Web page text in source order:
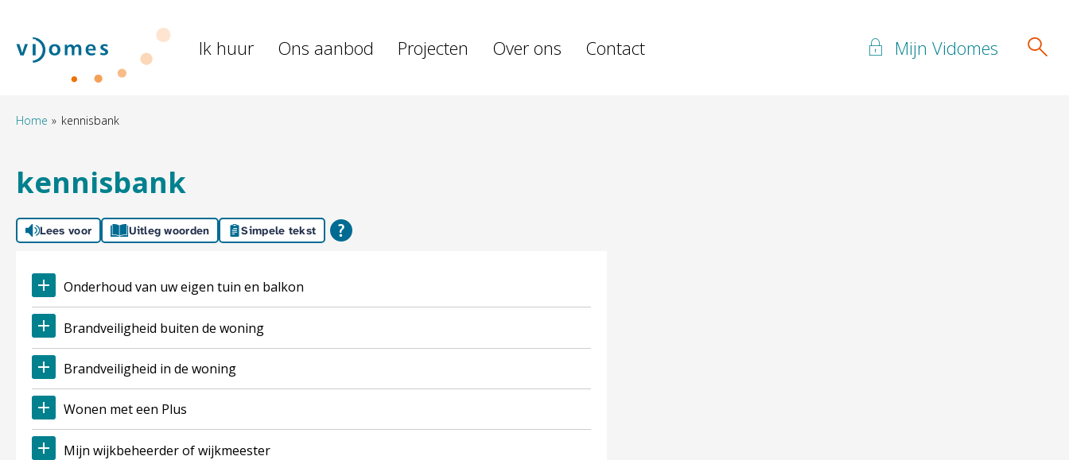
Naar hoofdinhoud
Naar hoofdnavigatiemenu
Naar zoeken
Naar de homepage Ik huur Ons aanbod Projecten Over ons Contact Mijn Vidomes
Home kennisbank
kennisbank
Lees voor Uitleg woorden Simpele tekst
Onderhoud van uw eigen tuin en balkon
Brandveiligheid buiten de woning
Brandveiligheid in de woning
Wonen met een Plus
Mijn wijkbeheerder of wijkmeester